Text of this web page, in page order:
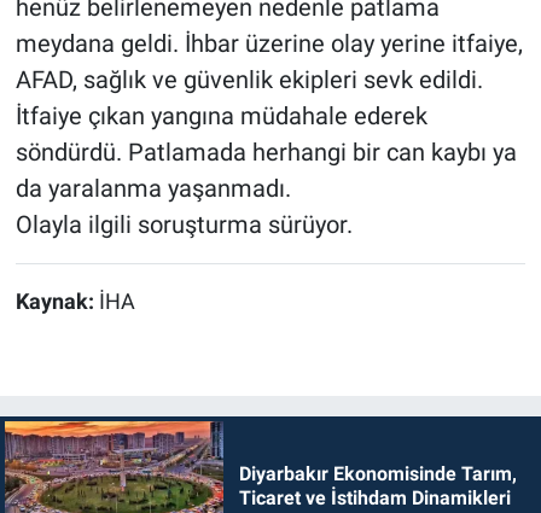
henüz belirlenemeyen nedenle patlama
meydana geldi. İhbar üzerine olay yerine itfaiye,
AFAD, sağlık ve güvenlik ekipleri sevk edildi.
İtfaiye çıkan yangına müdahale ederek
söndürdü. Patlamada herhangi bir can kaybı ya
da yaralanma yaşanmadı.
Olayla ilgili soruşturma sürüyor.
Kaynak: İHA
Diyarbakır Ekonomisinde Tarım,
Ticaret ve İstihdam Dinamikleri